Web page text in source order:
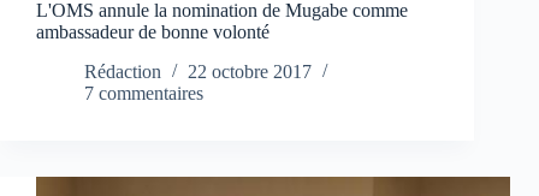
L'OMS annule la nomination de Mugabe comme
ambassadeur de bonne volonté
Rédaction
22 octobre 2017
7 commentaires